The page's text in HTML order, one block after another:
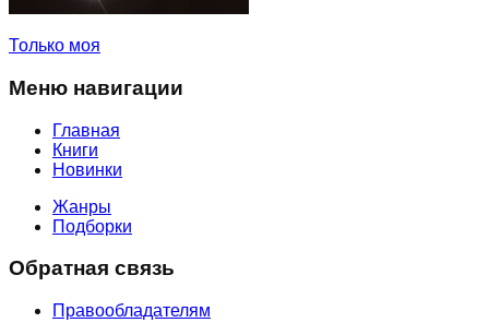
Только моя
Меню навигации
Главная
Книги
Новинки
Жанры
Подборки
Обратная связь
Правообладателям